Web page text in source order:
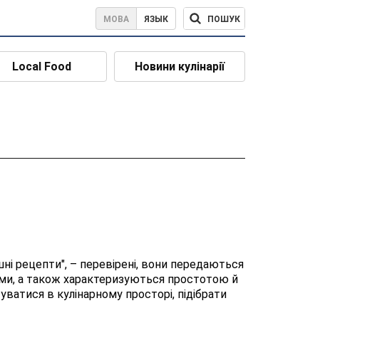
МОВА ЯЗЫК ПОШУК
Local Food Новини кулінарії
рецепти", – перевірені, вони передаються
а також характеризуються простотою й
в кулінарному просторі, підібрати